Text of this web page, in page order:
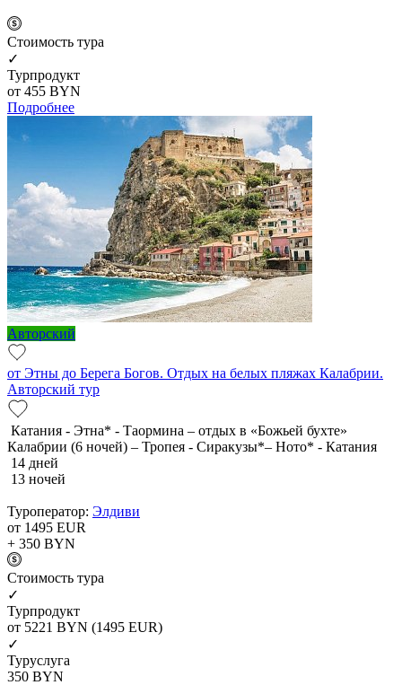
Cтоимость тура
✓
Турпродукт
от 455 BYN
Подробнее
Авторский
от Этны до Берега Богов. Отдых на белых пляжах Калабрии.
Авторский тур
Катания - Этна* - Таормина – отдых в «Божьей бухте»
Калабрии (6 ночей) – Тропея - Сиракузы*– Ното* - Катания
14 дней
13 ночей
Туроператор: Элдиви
от 1495 EUR
+ 350 BYN
Cтоимость тура
✓
Турпродукт
от 5221 BYN (1495 EUR)
✓
Туруслуга
350 BYN